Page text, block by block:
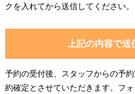
クを入れてから送信してください。
予約の受付後、スタッフからの予
約確定とさせていただきます。フ